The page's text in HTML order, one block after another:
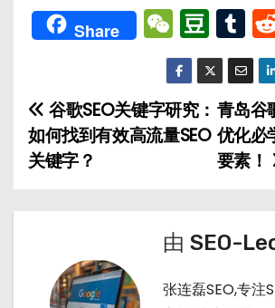
Share W
e
C
h
a
D
o
u
b
a
n
T
u
m
bl
r
文
章
青岛谷
优化必
要素！
谷歌SEO关键字研究：
如何找到有效高流量SEO
关键字？
由 SEO-
张连磊SEO,专注